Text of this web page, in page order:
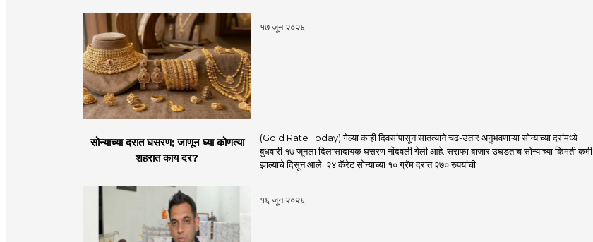
१७ जून २०२६
सोन्याच्या दरात घसरण; जाणून घ्या कोणत्या
शहरात काय दर?
(Gold Rate Today) गेल्या काही दिवसांपासून सातत्याने चढ-उतार अनुभवणाऱ्या सोन्याच्या दरांमध्ये
बुधवारी १७ जूनला दिलासादायक घसरण नोंदवली गेली आहे. सराफा बाजार उघडताच सोन्याच्या किमती कमी
झाल्याचे दिसून आले. २४ कॅरेट सोन्याच्या १० ग्रॅम दरात २७० रुपयांची ..
१६ जून २०२६